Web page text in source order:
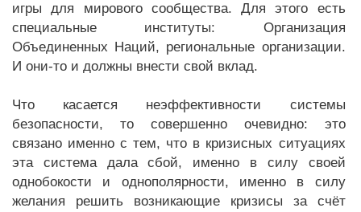
игры для мирового сообщества. Для этого есть
специальные институты: Организация
Объединенных Наций, региональные организации.
И они-то и должны внести свой вклад.
Что касается неэффективности системы
безопасности, то совершенно очевидно: это
связано именно с тем, что в кризисных ситуациях
эта система дала сбой, именно в силу своей
однобокости и однополярности, именно в силу
желания решить возникающие кризисы за счёт